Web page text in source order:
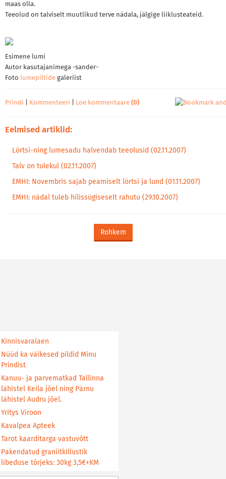
maas olla.
Teeolud on talviselt muutlikud terve nädala, jälgige liiklusteateid.
Esimene lumi
Autor kasutajanimega -sander-
Foto lumepiltide galeriist
Prindi Kommenteeri Loe kommentaare (0)
Eelmised artiklid:
Lörtsi-ning lumesadu halvendab teeolusid (02.11.2007)
Talv on tulekul (02.11.2007)
EMHI: Novembris sajab peamiselt lörtsi ja lund (01.11.2007)
EMHI: nädal tuleb hilissügiseselt rahutu (29.10.2007)
Rohkem
Kinnisvaralaen
Nüüd ka väikesed pildid Minu
Prindist
Kanuu- ja parvematkad Tallinna
lähistel Keila jõel ning Pärnu
lähistel Audru jõel.
Yritys Viroon
Kavalpea Apteek
Tarot kaarditarga vastuvõtt
Pakendatud graniitkillustik
libeduse tõrjeks: 30kg 3,5€+KM